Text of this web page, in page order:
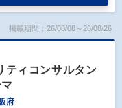
掲載期間：26/08/08～26/08/26
ティコンサルタン
府